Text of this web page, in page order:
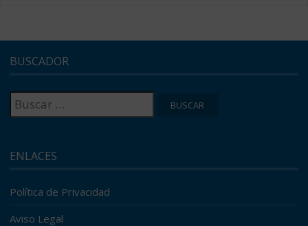
BUSCADOR
Buscar:
ENLACES
Política de Privacidad
Aviso Legal